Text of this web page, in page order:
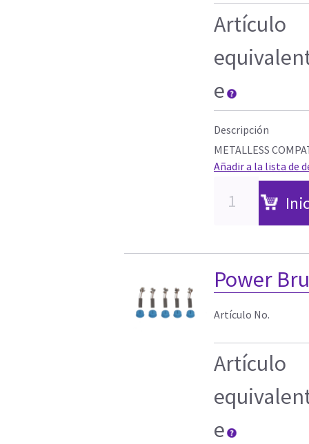
Artículo
e
Descripción
METALLESS
Añadir a la lista de
Power
Artículo No.
Artículo
e